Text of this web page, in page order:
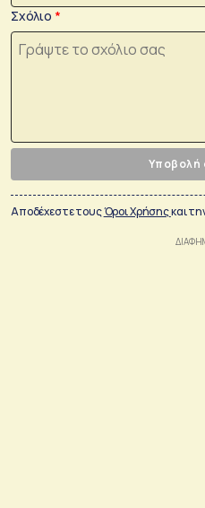
Σχόλιο
Υποβολή
Αποδέχεστε τουςΌροι Χρήσηςκαι